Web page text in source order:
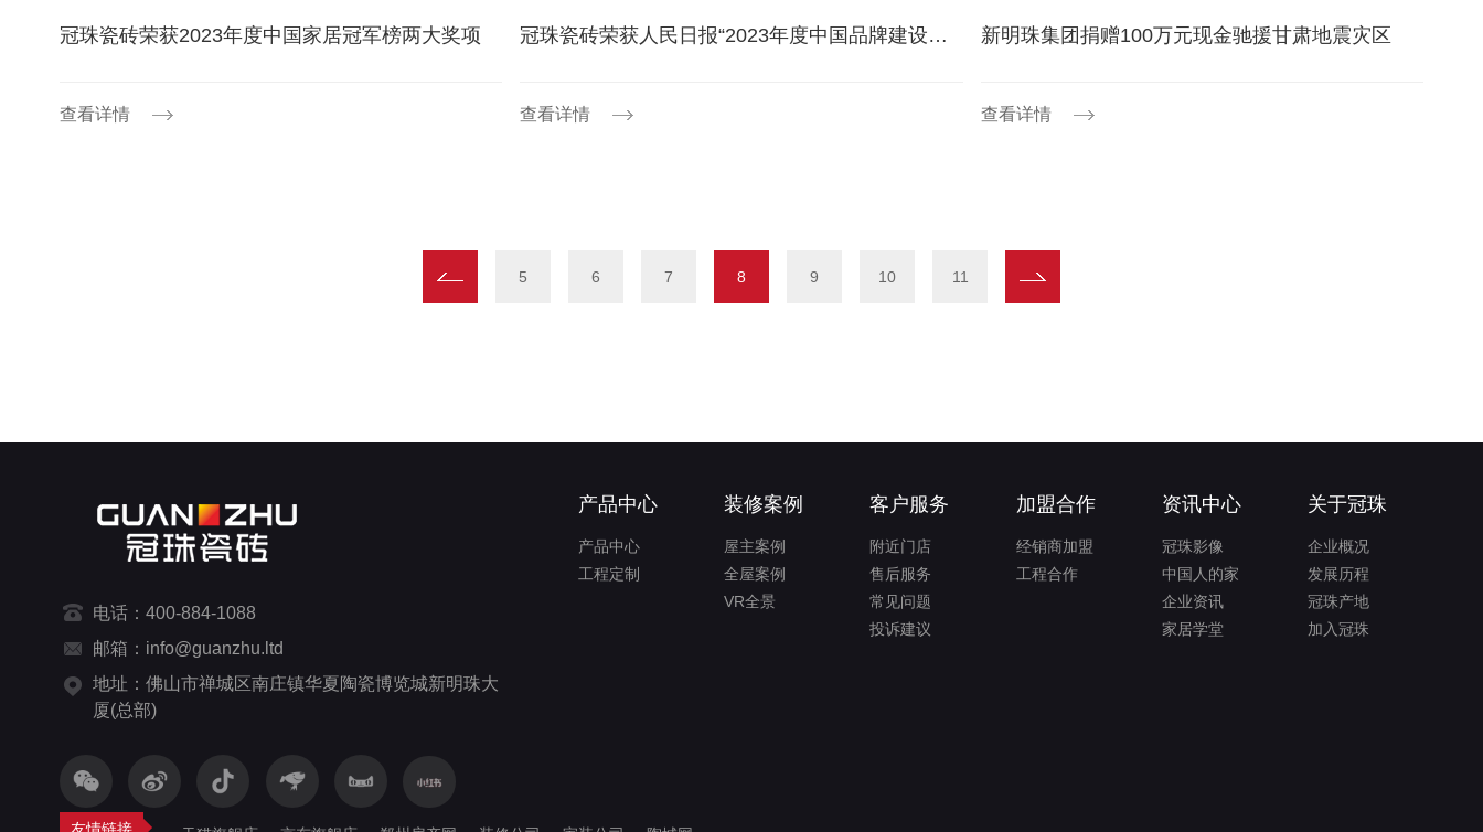
冠珠瓷砖荣获2023年度中国家居冠军榜两大奖项
查看详情
冠珠瓷砖荣获人民日报“2023年度中国品牌建设案例”奖项
查看详情
新明珠集团捐赠100万元现金驰援甘肃地震灾区
查看详情
5 6 7 8 9 10 11
产品中心
产品中心
工程定制
装修案例
屋主案例
全屋案例
VR全景
客户服务
附近门店
售后服务
常见问题
投诉建议
加盟合作
经销商加盟
工程合作
资讯中心
冠珠影像
中国人的家
企业资讯
家居学堂
关于冠珠
企业概况
发展历程
冠珠产地
加入冠珠
电话：400-884-1088
邮箱：info@guanzhu.ltd
地址：佛山市禅城区南庄镇华夏陶瓷博览城新明珠大
厦(总部)